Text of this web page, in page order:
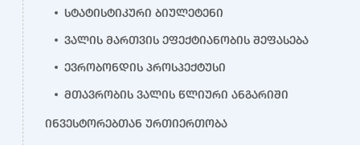
სტატისტიკური ბიულეტენი
ვალის მართვის ეფექტიანობის შეფასება
ევრობონდის პროსპექტუსი
მთავრობის ვალის წლიური ანგარიში
ინვესტორებთან ურთიერთობა